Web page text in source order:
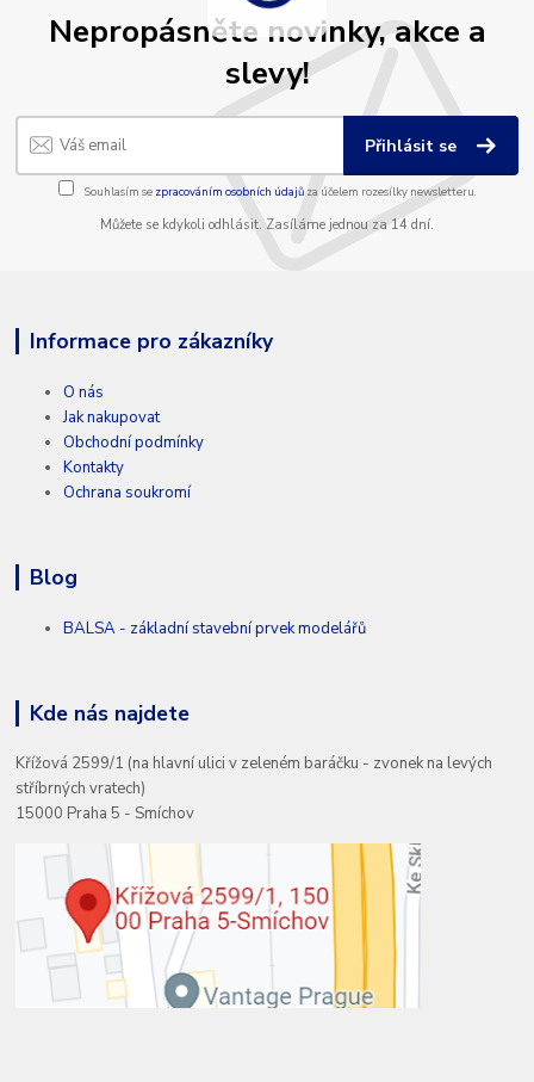
Nepropásněte novinky, akce a
slevy!
Přihlásit se
Souhlasím se zpracováním osobních údajůza účelem rozesílky newsletteru.
Můžete se kdykoli odhlásit. Zasíláme jednou za 14 dní.
Informace pro zákazníky
O nás
Jak nakupovat
Obchodní podmínky
Kontakty
Ochrana soukromí
Blog
BALSA - základní stavební prvek modelářů
Kde nás najdete
Křížová 2599/1 (na hlavní ulici v zeleném baráčku - zvonek na levých
stříbrných vratech)
15000 Praha 5 - Smíchov